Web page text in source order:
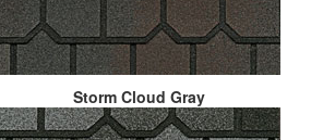
Storm Cloud Gray